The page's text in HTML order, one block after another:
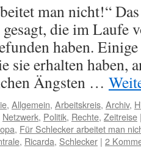
man nicht!“
die im Laufe
haben.
sie erhalten haben,
Ängsten …
, Allgemein, Arbeitskreis, Archiv,
Netzwerk, Politik, Rechte, Zeitreise
, Für Schlecker arbeitet man
, Ricarda, Schlecker | 2